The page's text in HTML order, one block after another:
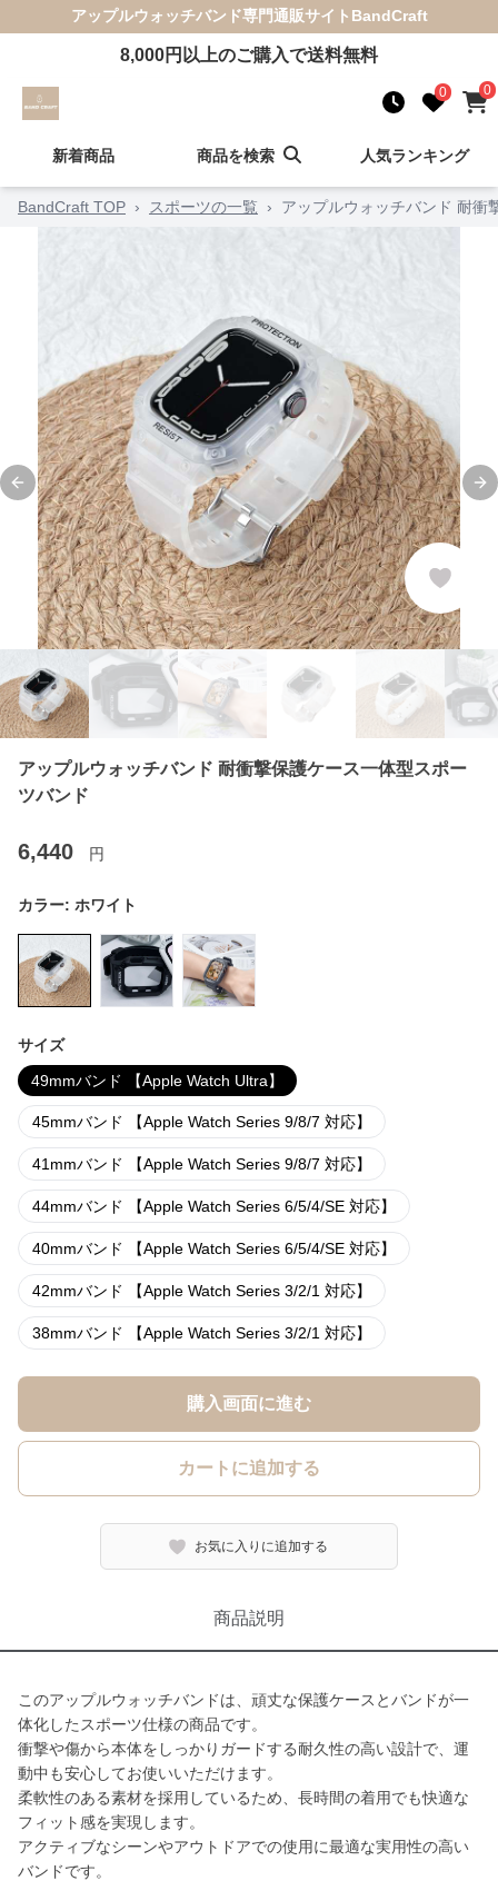
アップルウォッチバンド専門通販サイト BandCraft
8,000円以上のご購入で送料無料
0 0
新着商品 商品を検索 人気ランキング
BandCraft TOP › スポーツの一覧 › アップルウォッチバンド 耐衝
Previous slide
アップルウォッチバンド 耐衝撃保護ケース一体型スポー
ツバンド
6,440 円
カラー: ホワイト
サイズ
49mmバンド 【Apple Watch Ultra】
45mmバンド 【Apple Watch Series 9/8/7 対応】
41mmバンド 【Apple Watch Series 9/8/7 対応】
44mmバンド 【Apple Watch Series 6/5/4/SE 対応】
40mmバンド 【Apple Watch Series 6/5/4/SE 対応】
42mmバンド 【Apple Watch Series 3/2/1 対応】
38mmバンド 【Apple Watch Series 3/2/1 対応】
購入画面に進む
カートに追加する
お気に入りに追加する
商品説明
このアップルウォッチバンドは、頑丈な保護ケースとバンドが一
体化したスポーツ仕様の商品です。
衝撃や傷から本体をしっかりガードする耐久性の高い設計で、運
動中も安心してお使いいただけます。
柔軟性のある素材を採用しているため、長時間の着用でも快適な
フィット感を実現します。
アクティブなシーンやアウトドアでの使用に最適な実用性の高い
バンドです。